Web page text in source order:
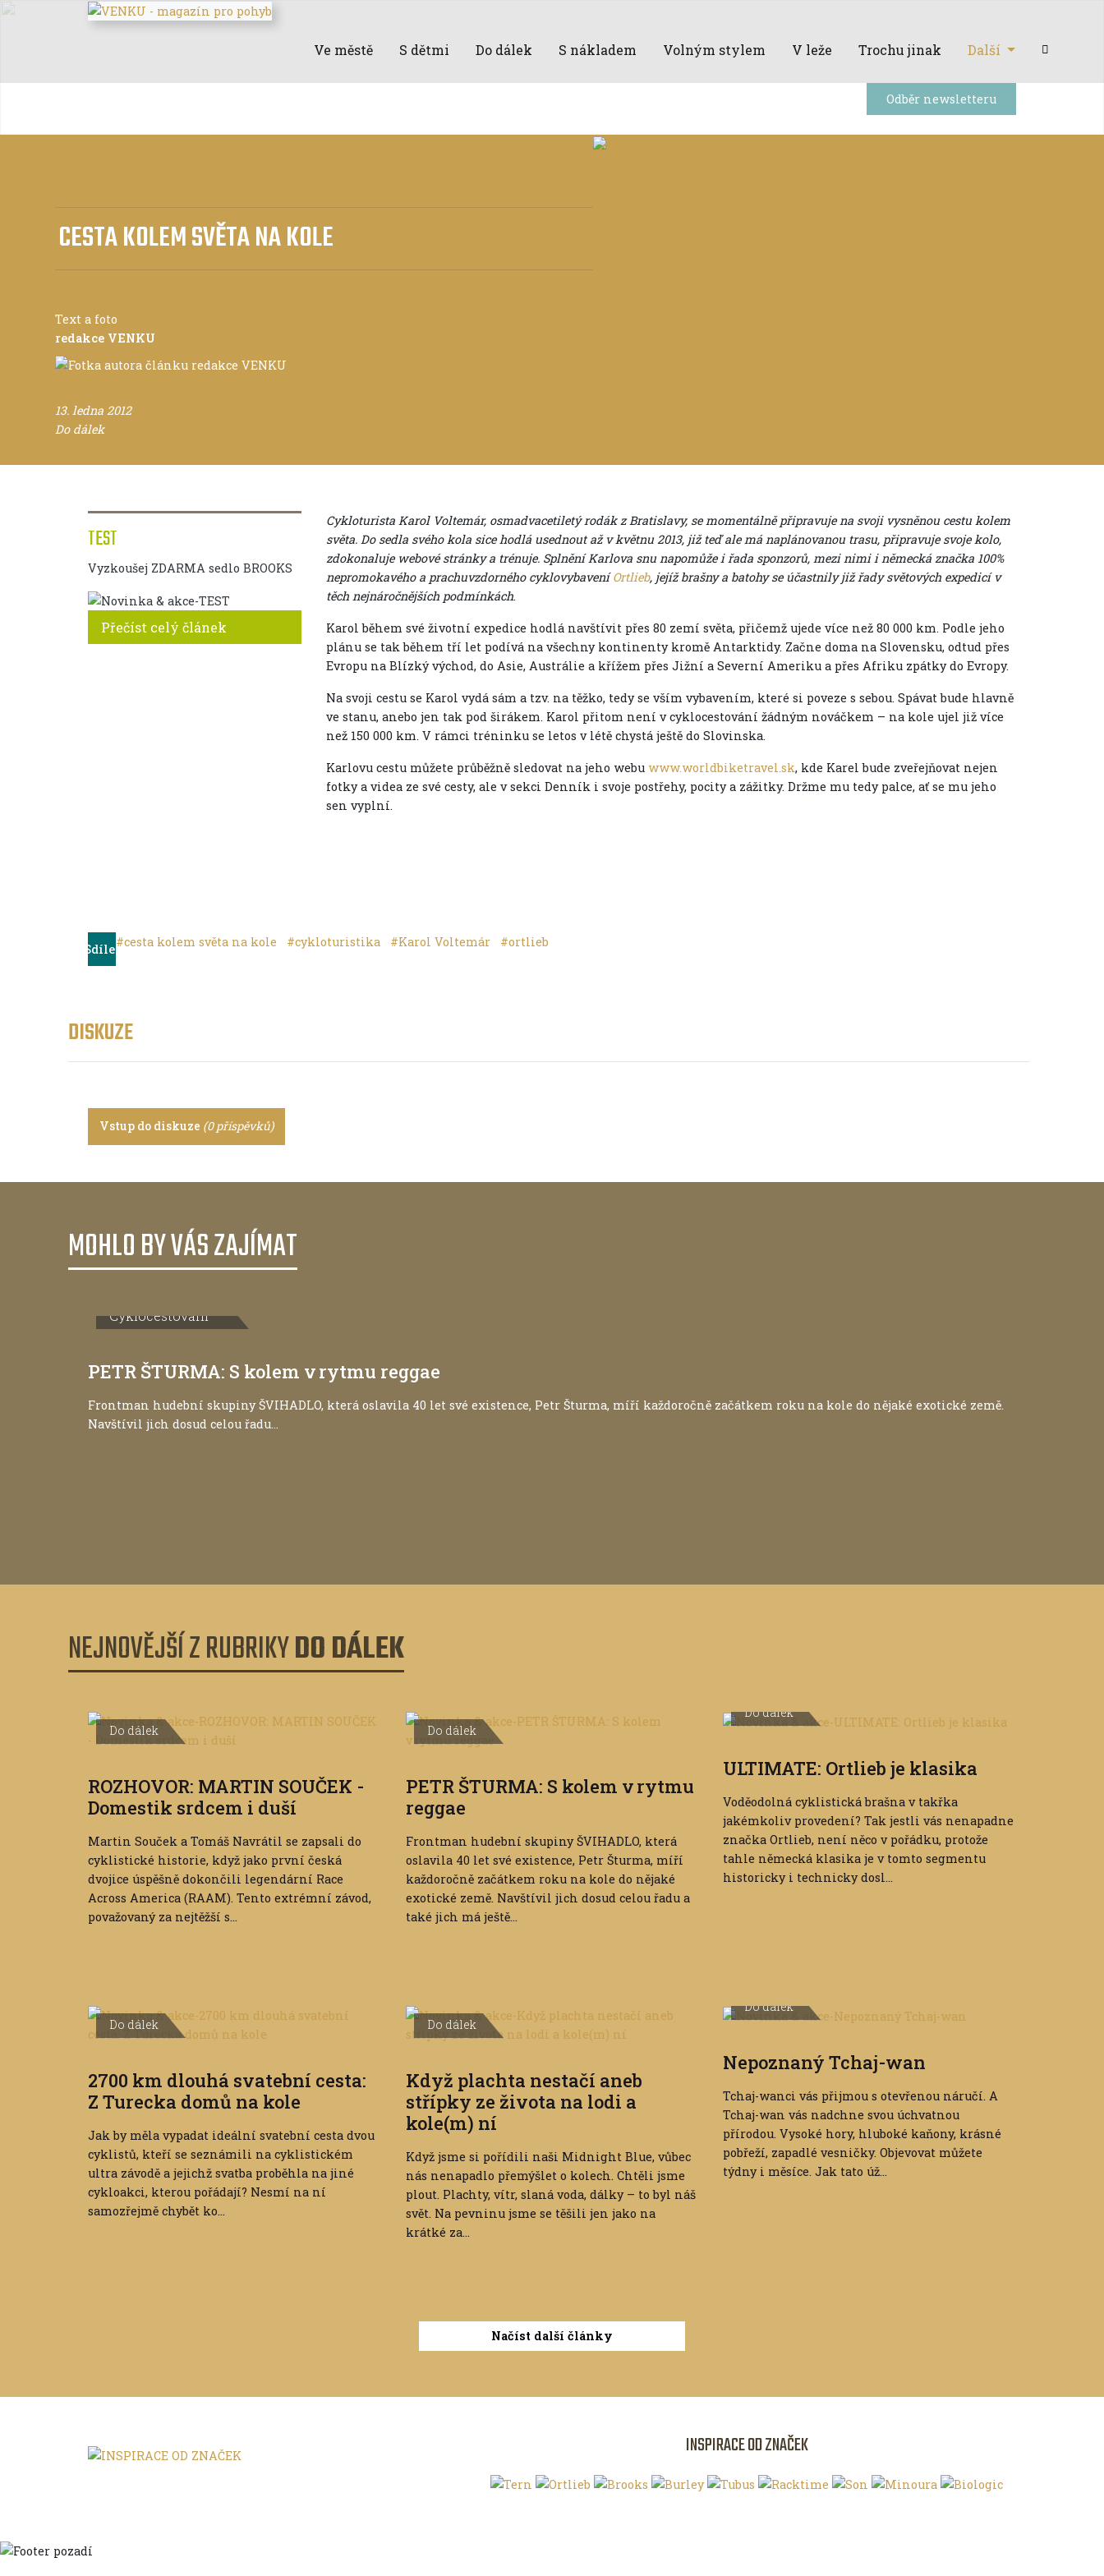
Ve městě S dětmi Do dálek S nákladem Volným stylem V leže Trochu jinak Další
Odběr newsletteru
CESTA KOLEM SVĚTA NA KOLE
Text a foto
redakce VENKU
13. ledna 2012
Do dálek
TEST
Vyzkoušej ZDARMA sedlo BROOKS
Přečíst celý článek
Cykloturista Karol Voltemár, osmadvacetiletý rodák z Bratislavy, se momentálně připravuje na svoji vysněnou cestu kolem
světa. Do sedla svého kola sice hodlá usednout až v květnu 2013, již teď ale má naplánovanou trasu, připravuje svoje kolo,
zdokonaluje webové stránky a trénuje. Splnění Karlova snu napomůže i řada sponzorů, mezi nimi i německá značka 100%
nepromokavého a prachuvzdorného cyklovybaveníOrtlieb, jejíž brašny a batohy se účastnily již řady světových expedicí v
těch nejnáročnějších podmínkách.
Karol během své životní expedice hodlá navštívit přes 80 zemí světa, přičemž ujede více než 80 000 km. Podle jeho
plánu se tak během tří let podívá na všechny kontinenty kromě Antarktidy. Začne doma na Slovensku, odtud přes
Evropu na Blízký východ, do Asie, Austrálie a křížem přes Jižní a Severní Ameriku a přes Afriku zpátky do Evropy.
Na svoji cestu se Karol vydá sám a tzv. na těžko, tedy se vším vybavením, které si poveze s sebou. Spávat bude hlavně
ve stanu, anebo jen tak pod širákem. Karol přitom není v cyklocestování žádným nováčkem – na kole ujel již více
než 150 000 km. V rámci tréninku se letos v létě chystá ještě do Slovinska.
Karlovu cestu můžete průběžně sledovat na jeho webu www.worldbiketravel.sk, kde Karel bude zveřejňovat nejen
fotky a videa ze své cesty, ale v sekci Denník i svoje postřehy, pocity a zážitky. Držme mu tedy palce, ať se mu jeho
sen vyplní.
Sdílet#cesta kolem světa na kole #cykloturistika #Karol Voltemár #ortlieb
DISKUZE
Vstup do diskuze (0 příspěvků)
MOHLO BY VÁS ZAJÍMAT
Cyklocestování
PETR ŠTURMA: S kolem v rytmu reggae
Frontman hudební skupiny ŠVIHADLO, která oslavila 40 let své existence, Petr Šturma, míří každoročně začátkem roku na kole do nějaké exotické země.
Navštívil jich dosud celou řadu...
NEJNOVĚJŠÍ Z RUBRIKYDO DÁLEK
Do dálek
ROZHOVOR: MARTIN SOUČEK -
Domestik srdcem i duší
Martin Souček a Tomáš Navrátil se zapsali do
cyklistické historie, když jako první česká
dvojice úspěšně dokončili legendární Race
Across America (RAAM). Tento extrémní závod,
považovaný za nejtěžší s...
Do dálek
PETR ŠTURMA: S kolem v rytmu
reggae
Frontman hudební skupiny ŠVIHADLO, která
oslavila 40 let své existence, Petr Šturma, míří
každoročně začátkem roku na kole do nějaké
exotické země. Navštívil jich dosud celou řadu a
také jich má ještě...
Do dálek
ULTIMATE: Ortlieb je klasika
Voděodolná cyklistická brašna v takřka
jakémkoliv provedení? Tak jestli vás nenapadne
značka Ortlieb, není něco v pořádku, protože
tahle německá klasika je v tomto segmentu
historicky i technicky dosl...
Do dálek
2700 km dlouhá svatební cesta:
Z Turecka domů na kole
Jak by měla vypadat ideální svatební cesta dvou
cyklistů, kteří se seznámili na cyklistickém
ultra závodě a jejichž svatba proběhla na jiné
cykloakci, kterou pořádají? Nesmí na ní
samozřejmě chybět ko...
Do dálek
Když plachta nestačí aneb
střípky ze života na lodi a
kole(m) ní
Když jsme si pořídili naši Midnight Blue, vůbec
nás nenapadlo přemýšlet o kolech. Chtěli jsme
plout. Plachty, vítr, slaná voda, dálky – to byl náš
svět. Na pevninu jsme se těšili jen jako na
krátké za...
Do dálek
Nepoznaný Tchaj-wan
Tchaj-wanci vás přijmou s otevřenou náručí. A
Tchaj-wan vás nadchne svou úchvatnou
přírodou. Vysoké hory, hluboké kaňony, krásné
pobřeží, zapadlé vesničky. Objevovat můžete
týdny i měsíce. Jak tato úž...
Načíst další články
INSPIRACE OD ZNAČEK